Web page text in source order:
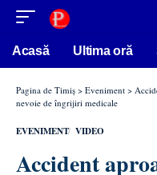
conținut
Acasă Ultima oră
Pagina de Timiș > Eveniment >
nevoie de îngrijiri medicale
EVENIMENT VIDEO
Accident